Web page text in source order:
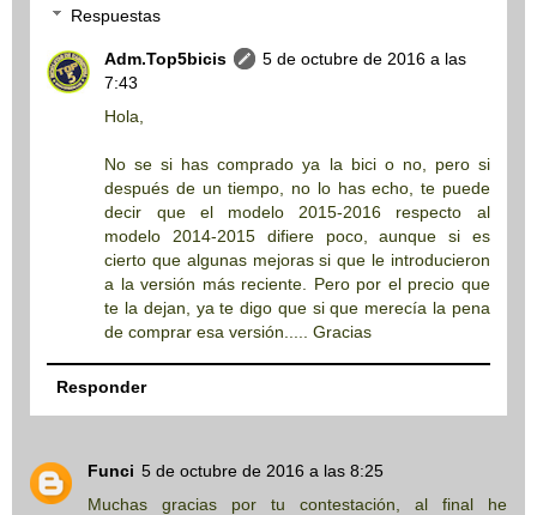
Respuestas
Adm.Top5bicis
5 de octubre de 2016 a las
7:43
Hola,
No se si has comprado ya la bici o no, pero si
después de un tiempo, no lo has echo, te puede
decir que el modelo 2015-2016 respecto al
modelo 2014-2015 difiere poco, aunque si es
cierto que algunas mejoras si que le introducieron
a la versión más reciente. Pero por el precio que
te la dejan, ya te digo que si que merecía la pena
de comprar esa versión..... Gracias
Responder
Funci 5 de octubre de 2016 a las 8:25
Muchas gracias por tu contestación, al final he